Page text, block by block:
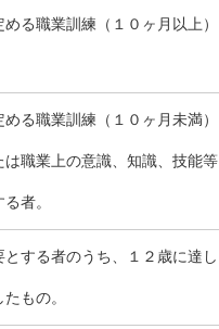
る職業訓練（１０ヶ月以上）
る職業訓練（１０ヶ月未満）
は職業上の意識、知識、技能等
者。
する者のうち、１２歳に達し
もの。